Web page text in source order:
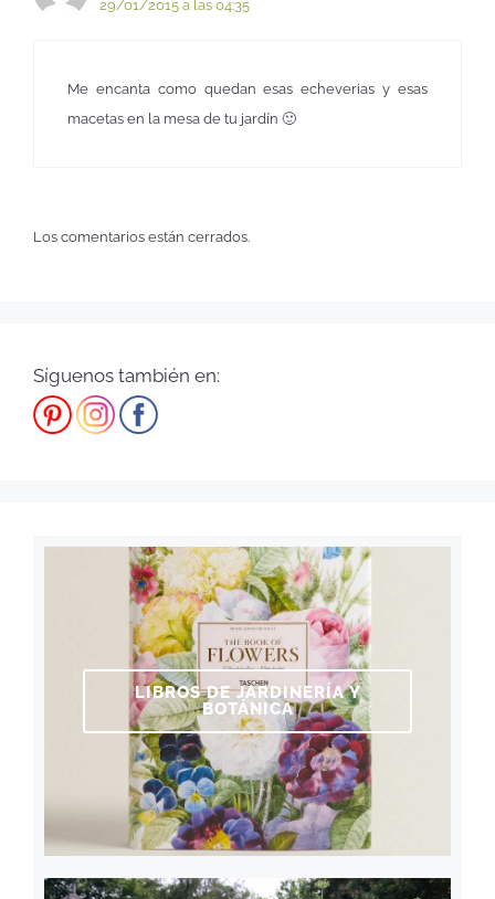
29/01/2015 a las 04:35
Me encanta como quedan esas echeverias y esas
macetas en la mesa de tu jardín 🙂
Los comentarios están cerrados.
Síguenos también en:
LIBROS DE JARDINERÍA Y
BOTÁNICA